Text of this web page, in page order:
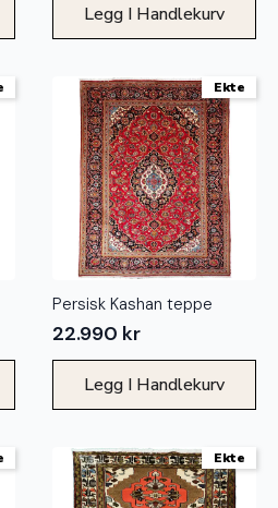
Legg I Handlekurv
Ekte
Persisk Kashan teppe
22.990 kr
Legg I Handlekurv
Ekte